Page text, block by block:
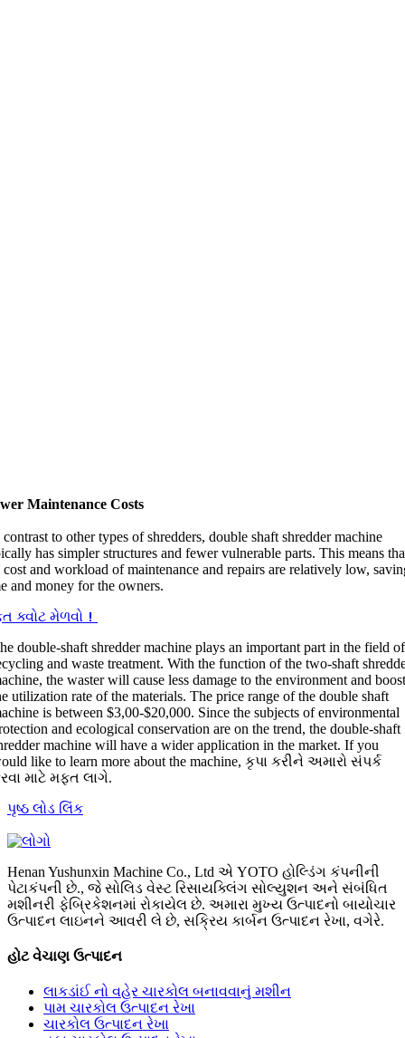
Maintenance Costs
to other types of shredders,double shaft shredder machine
has simpler structures and fewer vulnerable parts.This means
cost and workload of maintenance and repairs are relatively low,
and money for the owners.
ક્વોટ મેળવો！
double-shaft shredder machine plays an important part in the field of
and waste treatment.With the function of the two-shaft
,the waster will cause less damage to the environment and
utilization rate of the materials.The price range of the double shaft
is between $3,00-$20,000. Since the subjects of environmental
and ecological conservation are on the trend,the double-shaft
machine will have a wider application in the market.If you
like to learn more about the machine, કૃપા કરીને અમારો સંપર્ક
માટે મફત લાગે.
પૃષ્ઠ લોડ લિંક
Henan Yushunxin Machine Co., Ltd એ YOTO હોલ્ડિંગ કંપનીની
પેટાકંપની છે., જે સોલિડ વેસ્ટ રિસાયક્લિંગ સોલ્યુશન અને સંબંધિત
મશીનરી ફેબ્રિકેશનમાં રોકાયેલ છે. અમારા મુખ્ય ઉત્પાદનો બાયોચાર
ઉત્પાદન લાઇનને આવરી લે છે, સક્રિય કાર્બન ઉત્પાદન રેખા, વગેરે.
હોટ વેચાણ ઉત્પાદન
લાકડાંઈ નો વહેર ચારકોલ બનાવવાનું મશીન
પામ ચારકોલ ઉત્પાદન રેખા
ચારકોલ ઉત્પાદન રેખા